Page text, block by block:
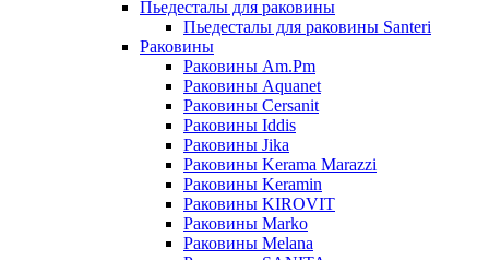
Пьедесталы для раковины
Пьедесталы для раковины Santeri
Раковины
Раковины Am.Pm
Раковины Aquanet
Раковины Cersanit
Раковины Iddis
Раковины Jika
Раковины Kerama Marazzi
Раковины Keramin
Раковины KIROVIT
Раковины Marko
Раковины Melana